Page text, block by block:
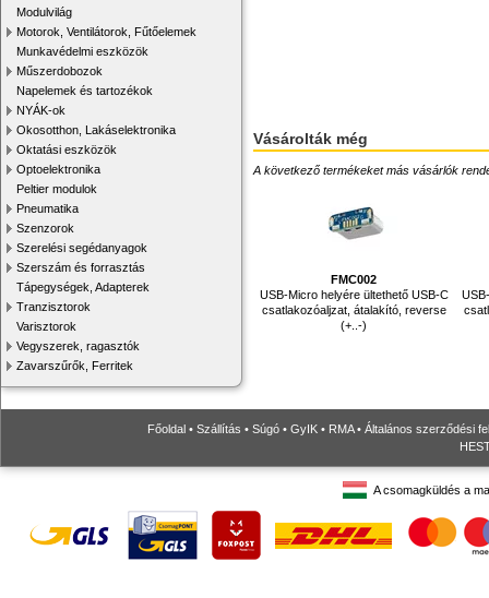
Modulvilág
Motorok, Ventilátorok, Fűtőelemek
Munkavédelmi eszközök
Műszerdobozok
Napelemek és tartozékok
NYÁK-ok
Okosotthon, Lakáselektronika
Oktatási eszközök
Optoelektronika
Peltier modulok
Pneumatika
Szenzorok
Szerelési segédanyagok
Szerszám és forrasztás
Tápegységek, Adapterek
Tranzisztorok
Varisztorok
Vegyszerek, ragasztók
Zavarszűrők, Ferritek
Vásárolták még
A következő termékeket más vásárlók
FMC002
USB-Micro helyére ültethető USB-C
csatlakozóaljzat, átalakító, reverse
(+..-)
Főoldal • Szállítás • Súgó • GyIK • RMA• Általános szerződési
A csomagküldés a